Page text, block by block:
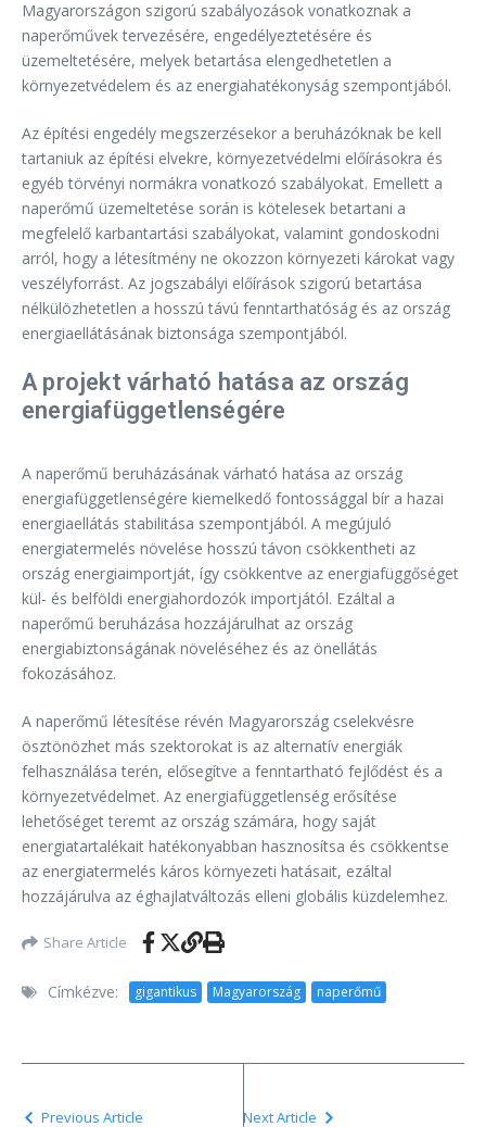
Magyarországon szigorú szabályozások vonatkoznak a
naperőművek tervezésére, engedélyeztetésére és
üzemeltetésére, melyek betartása elengedhetetlen a
környezetvédelem és az energiahatékonyság szempontjából.
Az építési engedély megszerzésekor a beruházóknak be kell
tartaniuk az építési elvekre, környezetvédelmi előírásokra és
egyéb törvényi normákra vonatkozó szabályokat. Emellett a
naperőmű üzemeltetése során is kötelesek betartani a
megfelelő karbantartási szabályokat, valamint gondoskodni
arról, hogy a létesítmény ne okozzon környezeti károkat vagy
veszélyforrást. Az jogszabályi előírások szigorú betartása
nélkülözhetetlen a hosszú távú fenntarthatóság és az ország
energiaellátásának biztonsága szempontjából.
A projekt várható hatása az ország
energiafüggetlenségére
A naperőmű beruházásának várható hatása az ország
energiafüggetlenségére kiemelkedő fontossággal bír a hazai
energiaellátás stabilitása szempontjából. A megújuló
energiatermelés növelése hosszú távon csökkentheti az
ország energiaimportját, így csökkentve az energiafüggőséget
kül- és belföldi energiahordozók importjától. Ezáltal a
naperőmű beruházása hozzájárulhat az ország
energiabiztonságának növeléséhez és az önellátás
fokozásához.
A naperőmű létesítése révén Magyarország cselekvésre
ösztönözhet más szektorokat is az alternatív energiák
felhasználása terén, elősegítve a fenntartható fejlődést és a
környezetvédelmet. Az energiafüggetlenség erősítése
lehetőséget teremt az ország számára, hogy saját
energiatartalékait hatékonyabban hasznosítsa és csökkentse
az energiatermelés káros környezeti hatásait, ezáltal
hozzájárulva az éghajlatváltozás elleni globális küzdelemhez.
Share Article
Címkézve: gigantikus Magyarország naperőmű
Previous Article Next Article